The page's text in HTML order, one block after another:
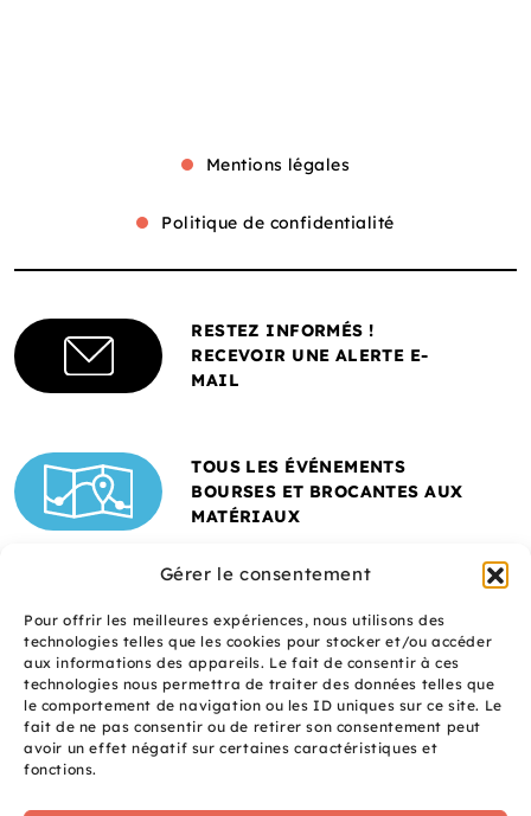
Gérer le consentement
Pour offrir les meilleures expériences, nous utilisons des
technologies telles que les cookies pour stocker et/ou accéder
aux informations des appareils. Le fait de consentir à ces
technologies nous permettra de traiter des données telles que
le comportement de navigation ou les ID uniques sur ce site. Le
fait de ne pas consentir ou de retirer son consentement peut
avoir un effet négatif sur certaines caractéristiques et
fonctions.
Mentions légales
Politique de confidentialité
RESTEZ INFORMÉS !
RECEVOIR UNE ALERTE E-
MAIL
TOUS LES ÉVÉNEMENTS
BOURSES ET BROCANTES AUX
MATÉRIAUX
Un site réalisé avec